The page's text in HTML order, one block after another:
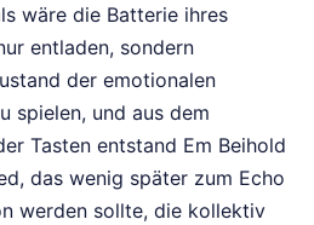
wäre die Batterie ihres
entladen, sondern
der emotionalen
spielen, und aus dem
Tasten entstand Em Beihold
das wenig später zum Echo
werden sollte, die kollektiv